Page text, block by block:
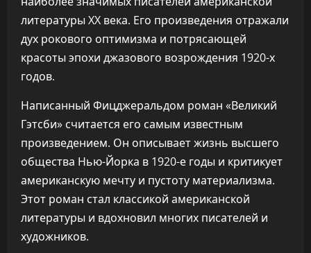
литературы XX века. Его произведения отражали
дух рокового оптимизма и потрясающей
красоты эпохи джазового возрождения 1920-х
годов.
Написанный Фицджеральдом роман «Великий
Гэтсби» считается его самым известным
произведением. Он описывает жизнь высшего
общества Нью-Йорка в 1920-е годы и критикует
американскую мечту и пустоту материализма.
Этот роман стал классикой американской
литературы и вдохновил многих писателей и
художников.